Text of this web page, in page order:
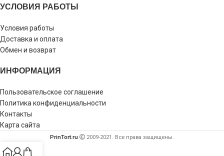
УСЛОВИЯ РАБОТЫ
Условия работы
Доставка и оплата
Обмен и возврат
ИНФОРМАЦИЯ
Пользовательское соглашение
Политика конфиденциальности
Контакты
Карта сайта
PrinTort.ru 2009-2021. Все права защищены.